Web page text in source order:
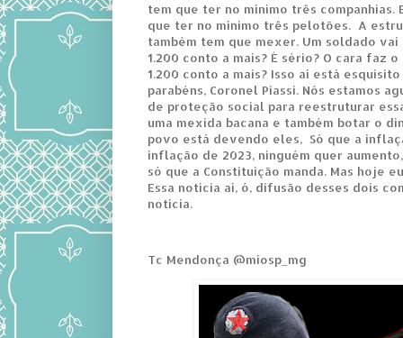
tem que ter no mínimo três companhias.
que ter no mínimo três pelotões. A
também tem que mexer. Um soldado vai
1.200 conto a mais? É sério? O cara faz o
1.200 conto a mais? Isso aí está
parabéns, Coronel Piassi. Nós estamos
de proteção social para reestruturar
uma mexida bacana e também botar o
povo está devendo eles, Só que a
inflação de 2023, ninguém quer
só que a Constituição manda. Mas hoje
Essa notícia aí, ó, difusão desses dois
notícia.
Tc Mendonça @miosp_mg